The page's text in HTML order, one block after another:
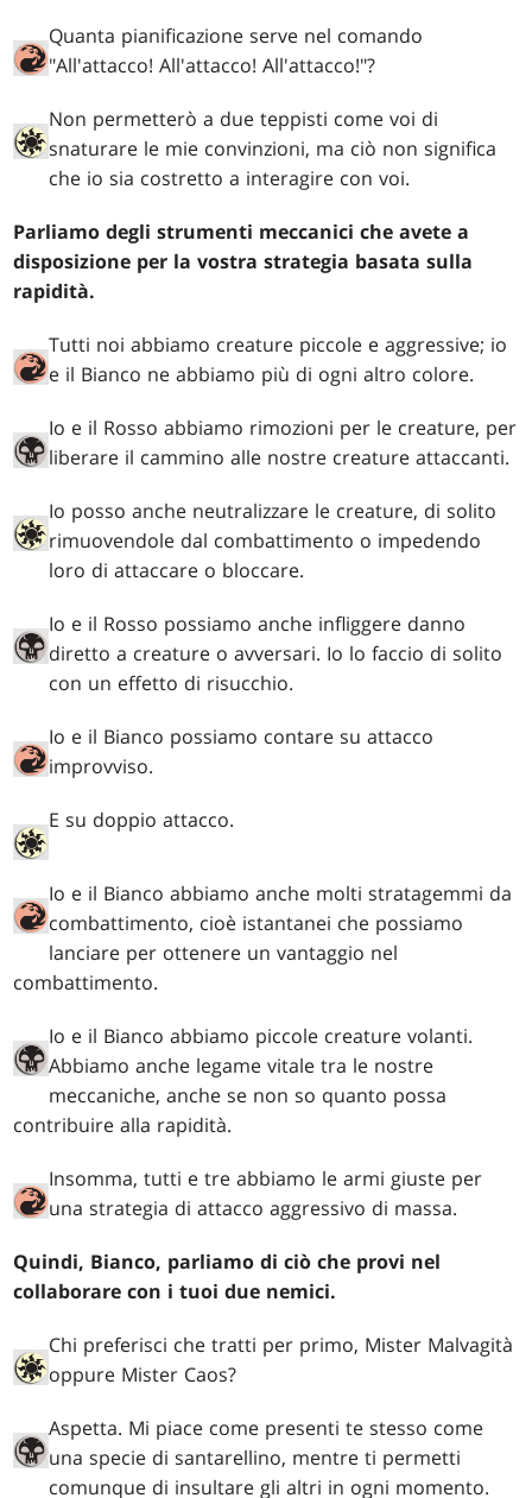
Quanta pianificazione serve nel comando
"All'attacco! All'attacco! All'attacco!"?
Non permetterò a due teppisti come voi di
snaturare le mie convinzioni, ma ciò non significa
che io sia costretto a interagire con voi.
Parliamo degli strumenti meccanici che avete a
disposizione per la vostra strategia basata sulla
rapidità.
Tutti noi abbiamo creature piccole e aggressive; io
e il Bianco ne abbiamo più di ogni altro colore.
Io e il Rosso abbiamo rimozioni per le creature, per
liberare il cammino alle nostre creature attaccanti.
Io posso anche neutralizzare le creature, di solito
rimuovendole dal combattimento o impedendo
loro di attaccare o bloccare.
Io e il Rosso possiamo anche infliggere danno
diretto a creature o avversari. Io lo faccio di solito
con un effetto di risucchio.
Io e il Bianco possiamo contare su attacco
improvviso.
E su doppio attacco.
Io e il Bianco abbiamo anche molti stratagemmi da
combattimento, cioè istantanei che possiamo
lanciare per ottenere un vantaggio nel
combattimento.
Io e il Bianco abbiamo piccole creature volanti.
Abbiamo anche legame vitale tra le nostre
meccaniche, anche se non so quanto possa
contribuire alla rapidità.
Insomma, tutti e tre abbiamo le armi giuste per
una strategia di attacco aggressivo di massa.
Quindi, Bianco, parliamo di ciò che provi nel
collaborare con i tuoi due nemici.
Chi preferisci che tratti per primo, Mister Malvagità
oppure Mister Caos?
Aspetta. Mi piace come presenti te stesso come
una specie di santarellino, mentre ti permetti
comunque di insultare gli altri in ogni momento.